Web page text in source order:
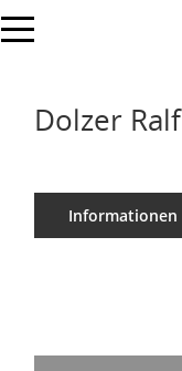
Toggle navigation
Dolzer Ralf
Informationen